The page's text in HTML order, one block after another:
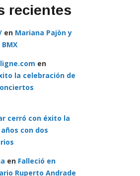
recientes
en Mariana Pajòn y
en
la celebración de
cerró con éxito la
con dos
en Falleció en
Ruperto Andrade